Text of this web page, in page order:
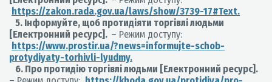
https://zakon.rada.gov.ua/laws/show/3739-17#Text.
5. Інформуйте, щоб протидіяти торгівлі людьми
[Електронний ресурс]. – Режим доступу:
https://www.prostir.ua/?news=informujte-schob-
protydiyaty-torhivli-lyudmy.
6. Про протидію торгівлі людьми [Електронний ресурс].